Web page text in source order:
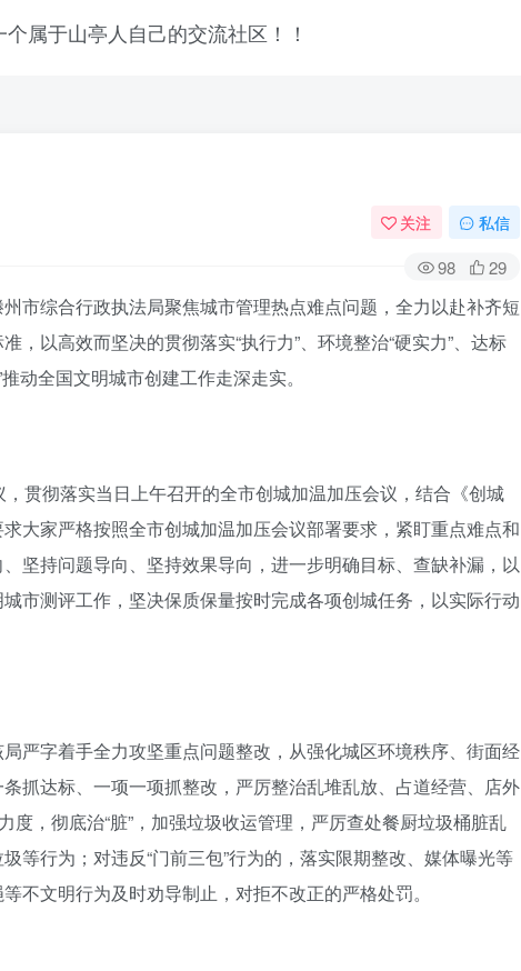
关注 私信
98 29
市综合行政执法局聚焦城市管理热点难点问题，全力以赴补齐短
，以高效而坚决的贯彻落实“执行力”、环境整治“硬实力”、达标
动全国文明城市创建工作走深走实。
贯彻落实当日上午召开的全市创城加温加压会议，结合《创城
大家严格按照全市创城加温加压会议部署要求，紧盯重点难点和
坚持问题导向、坚持效果导向，进一步明确目标、查缺补漏，以
市测评工作，坚决保质保量按时完成各项创城任务，以实际行动
严字着手全力攻坚重点问题整改，从强化城区环境秩序、街面经
抓达标、一项一项抓整改，严厉整治乱堆乱放、占道经营、店外
度，彻底治“脏”，加强垃圾收运管理，严厉查处餐厨垃圾桶脏乱
等行为；对违反“门前三包”行为的，落实限期整改、媒体曝光等
不文明行为及时劝导制止，对拒不改正的严格处罚。